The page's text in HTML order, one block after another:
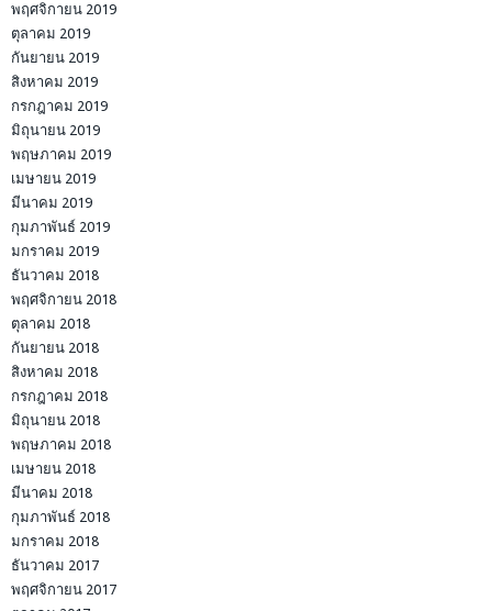
พฤศจิกายน 2019
ตุลาคม 2019
กันยายน 2019
สิงหาคม 2019
กรกฎาคม 2019
มิถุนายน 2019
พฤษภาคม 2019
เมษายน 2019
มีนาคม 2019
กุมภาพันธ์ 2019
มกราคม 2019
ธันวาคม 2018
พฤศจิกายน 2018
ตุลาคม 2018
กันยายน 2018
สิงหาคม 2018
กรกฎาคม 2018
มิถุนายน 2018
พฤษภาคม 2018
เมษายน 2018
มีนาคม 2018
กุมภาพันธ์ 2018
มกราคม 2018
ธันวาคม 2017
พฤศจิกายน 2017